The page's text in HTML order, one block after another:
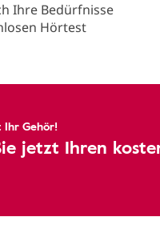
Ihre Bedürfnisse
Hörtest
Ihr Gehör!
jetzt Ihren